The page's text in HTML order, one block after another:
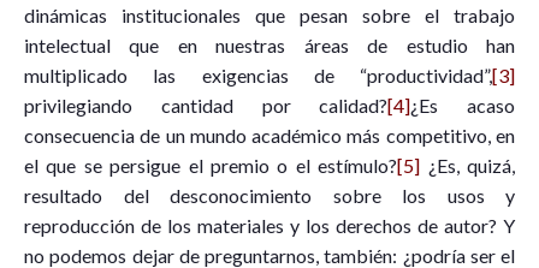
dinámicas institucionales que pesan sobre el trabajo
intelectual que en nuestras áreas de estudio han
multiplicado las exigencias de “productividad”,[3]
privilegiando cantidad por calidad?[4]¿Es acaso
consecuencia de un mundo académico más competitivo, en
el que se persigue el premio o el estímulo?[5] ¿Es, quizá,
resultado del desconocimiento sobre los usos y
reproducción de los materiales y los derechos de autor? Y
no podemos dejar de preguntarnos, también: ¿podría ser el